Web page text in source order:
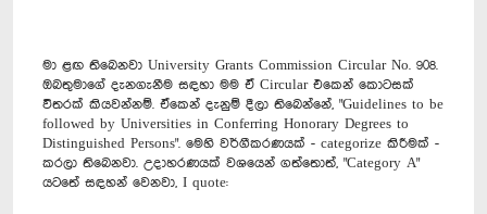
ම‍ා ළඟ තිබෙනවා University Grants Commission Circular No. 908.
ඔබතුමාගේ දැනගැනීම සඳහා මම ඒ Circular ‍එකෙන් කොටසක්
විතරක් කියවන්නම්. ඒකෙන් දැනුම් දීලා තිබෙන්නේ, "Guidelines to be
followed by Universities in Conferring Honorary Degrees to
Distinguished Persons". මෙහි වර්ගීකරණයක් - categorize කිරීමක් -
කරලා තිබෙනවා. උදාහරණයක් වශයෙන් ගත්තොත්, "Category A"
යටතේ සඳහන් වෙනවා, I quote: